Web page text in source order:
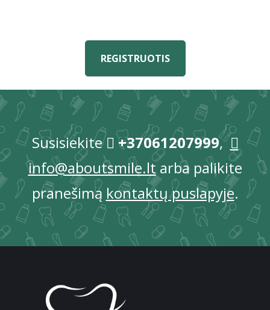
REGISTRUOTIS
Susisiekite +37061207999,
info@aboutsmile.ltarba palikite
pranešimą kontaktų puslapyje.